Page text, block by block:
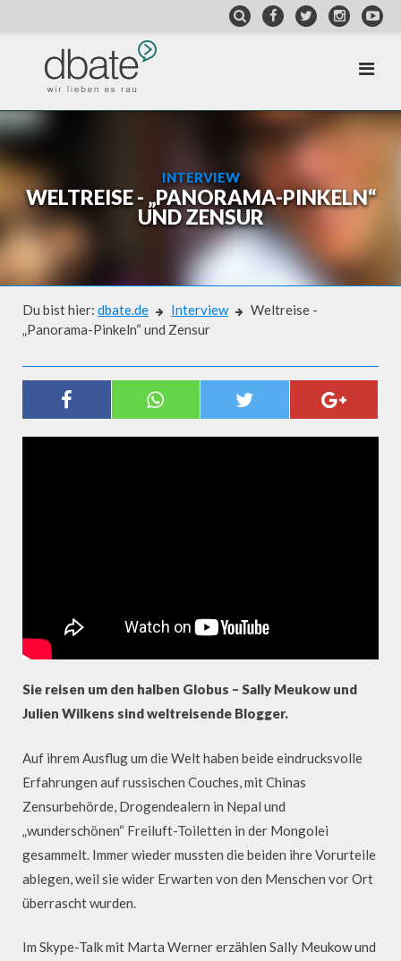
INTERVIEW
WELTREISE - „PANORAMA-PINKELN“
UND ZENSUR
Du bist hier: dbate.de Interview
Weltreise -
„Panorama-Pinkeln“ und Zensur
WELTREISE - „PANORAMA-
PINKELN“ UND ZENSUR
Sie reisen um den halben Globus – Sally Meukow und
Julien Wilkens sind weltreisende Blogger.
Auf ihrem Ausflug um die Welt haben beide eindrucksvolle
Erfahrungen auf russischen Couches, mit Chinas
Zensurbehörde, Drogendealern in Nepal und
„wunderschönen“ Freiluft-Toiletten in der Mongolei
gesammelt. Immer wieder mussten die beiden ihre Vorurteile
ablegen, weil sie wider Erwarten von den Menschen vor Ort
überrascht wurden.
Im Skype-Talk mit Marta Werner erzählen Sally Meukow und